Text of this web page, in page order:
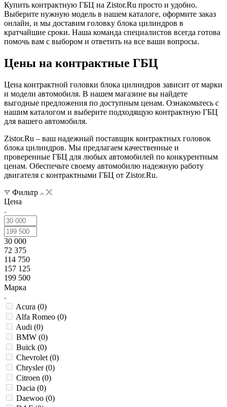
Купить контрактную ГБЦ на Zistor.Ru просто и удобно.
Выберите нужную модель в нашем каталоге, оформите заказ
онлайн, и мы доставим головку блока цилиндров в
кратчайшие сроки. Наша команда специалистов всегда готова
помочь вам с выбором и ответить на все ваши вопросы.
Цены на контрактные ГБЦ
Цена контрактной головки блока цилиндров зависит от марки
и модели автомобиля. В нашем магазине вы найдете
выгодные предложения по доступным ценам. Ознакомьтесь с
нашим каталогом и выберите подходящую контрактную ГБЦ
для вашего автомобиля.
Zistor.Ru – ваш надежный поставщик контрактных головок
блока цилиндров. Мы предлагаем качественные и
проверенные ГБЦ для любых автомобилей по конкурентным
ценам. Обеспечьте своему автомобилю надежную работу
двигателя с контрактными ГБЦ от Zistor.Ru.
Фильтр
Цена
30 000
72 375
114 750
157 125
199 500
Марка
Acura (0)
Alfa Romeo (0)
Audi (0)
BMW (0)
Buick (0)
Chevrolet (0)
Chrysler (0)
Citroen (0)
Dacia (0)
Daewoo (0)